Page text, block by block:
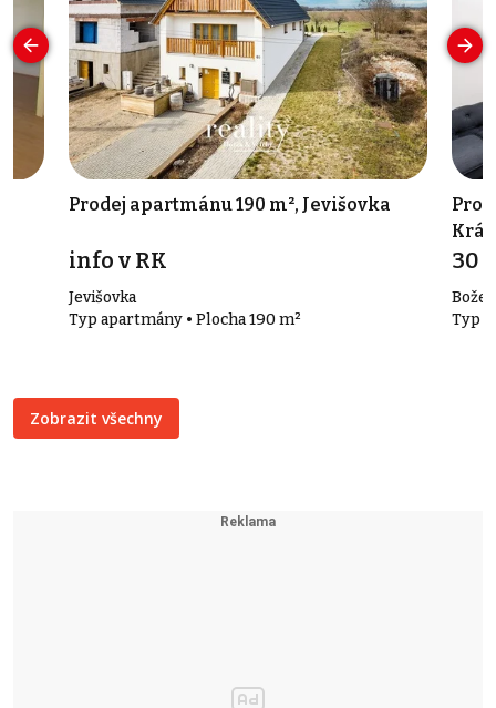
Prodej apartmánu 190 m², Jevišovka
info v RK
Jevišovka
Typ apartmány • Plocha 190 m²
30
Typ
Zobrazit všechny